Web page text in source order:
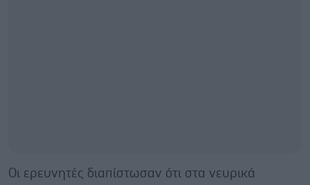
Οι ερευνητές διαπίστωσαν ότι στα νευρικά